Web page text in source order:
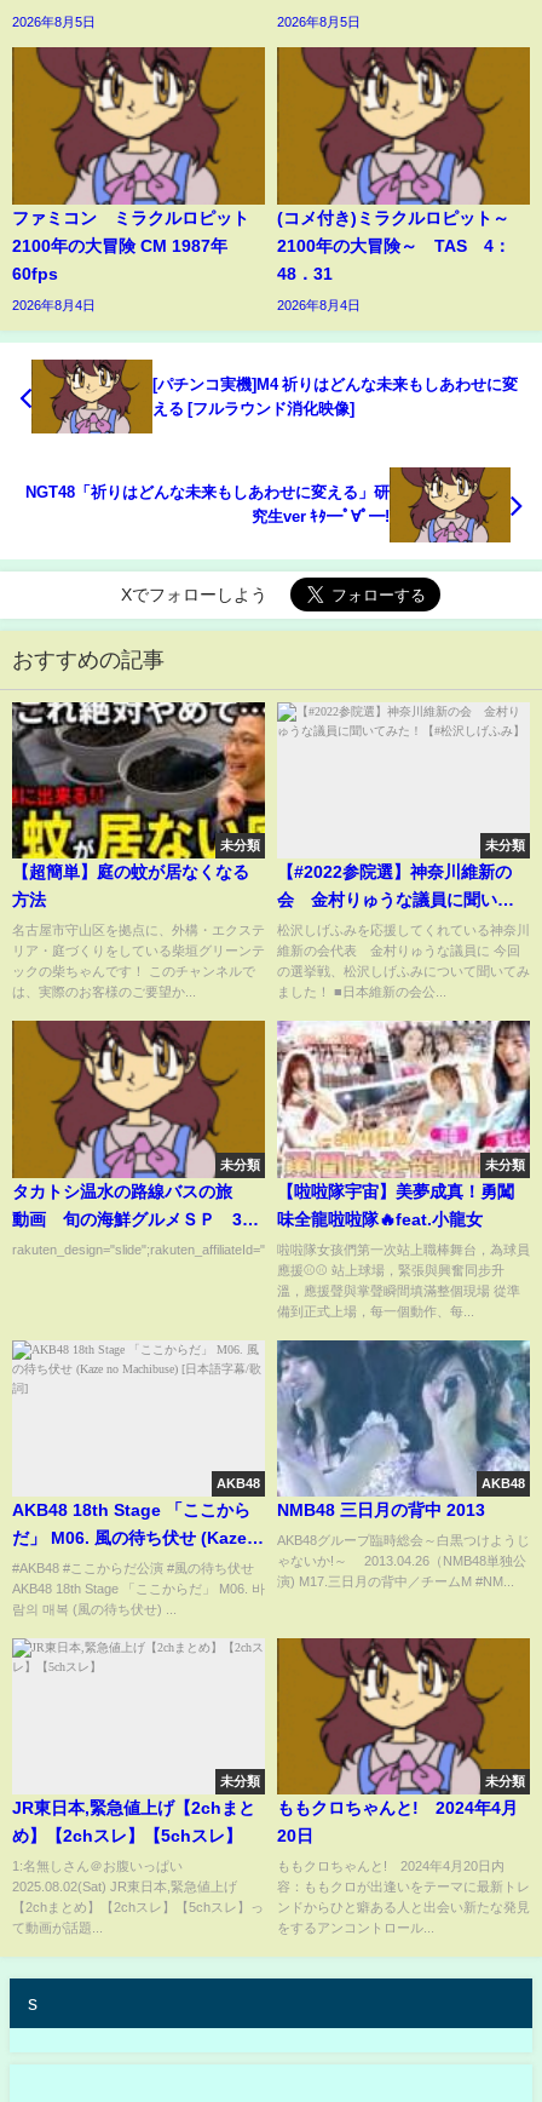
2026年8月5日 2026年8月5日
ファミコン ミラクルロピット
2100年の大冒険 CM 1987年
60fps
2026年8月4日
(コメ付き)ミラクルロピット～
2100年の大冒険～ TAS 4：
48．31
2026年8月4日
[パチンコ実機]M4 祈りはどんな未来もしあわせに変
える [フルラウンド消化映像]
NGT48「祈りはどんな未来もしあわせに変える」研
究生ver ｷﾀ━ﾟ∀ﾟ━!
Xでフォローしよう
おすすめの記事
未分類
【超簡単】庭の蚊が居なくなる
方法
名古屋市守山区を拠点に、外構・エクステ
リア・庭づくりをしている柴垣グリーンテ
ックの柴ちゃんです！ このチャンネルで
は、実際のお客様のご要望か...
未分類
【#2022参院選】神奈川維新の
会 金村りゅうな議員に聞いて
みた！【#松沢しげふみ】
松沢しげふみを応援してくれている神奈川
維新の会代表 金村りゅうな議員に 今回
の選挙戦、松沢しげふみについて聞いてみ
ました！ ■日本維新の会公...
未分類
タカトシ温水の路線バスの旅
動画 旬の海鮮グルメＳＰ 3月
29日
rakuten_design="slide";rakuten_affiliateId="00ed0224.63...
未分類
【啦啦隊宇宙】美夢成真！勇闖
味全龍啦啦隊🔥feat.小龍女
啦啦隊女孩們第一次站上職棒舞台，為球員
應援⚾⚾ 站上球場，緊張與興奮同步升
溫，應援聲與掌聲瞬間填滿整個現場 從準
備到正式上場，每一個動作、每...
AKB48
AKB48 18th Stage 「ここから
だ」 M06. 風の待ち伏せ (Kaze
no Machibuse) [日本語字幕/歌
詞]
#AKB48 #ここからだ公演 #風の待ち伏せ
AKB48 18th Stage 「ここからだ」 M06. 바
람의 매복 (風の待ち伏せ) ...
AKB48
NMB48 三日月の背中 2013
AKB48グループ臨時総会～白黒つけようじ
ゃないか!～ 2013.04.26（NMB48単独公
演) M17.三日月の背中／チームM #NM...
未分類
JR東日本,緊急値上げ【2chまと
め】【2chスレ】【5chスレ】
1:名無しさん＠お腹いっぱい
2025.08.02(Sat) JR東日本,緊急値上げ
【2chまとめ】【2chスレ】【5chスレ】っ
て動画が話題...
未分類
ももクロちゃんと! 2024年4月
20日
ももクロちゃんと! 2024年4月20日内
容：ももクロが出逢いをテーマに最新トレ
ンドからひと癖ある人と出会い新たな発見
をするアンコントロール...
s